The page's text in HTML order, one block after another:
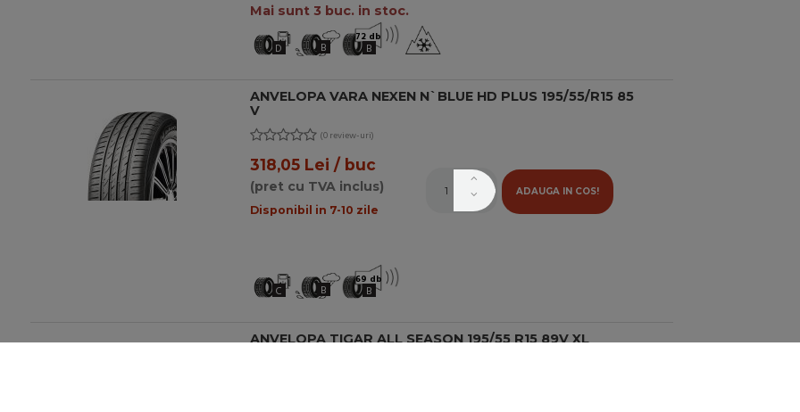
Mai sunt 3 buc. in stoc.
D B
72 db
B
ANVELOPA VARA NEXEN N`BLUE HD PLUS 195/55/R15 85
V
(0 review-uri)
318,05 Lei / buc
(pret cu TVA inclus)
Disponibil in 7-10 zile
ADAUGA IN COS!
C B
69 db
B
ANVELOPA TIGAR ALL SEASON 195/55 R15 89V XL